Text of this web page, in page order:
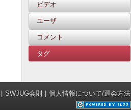
ビデオ
ユーザ
コメント
タグ
SWJUG会則 個人情報について/退会方法